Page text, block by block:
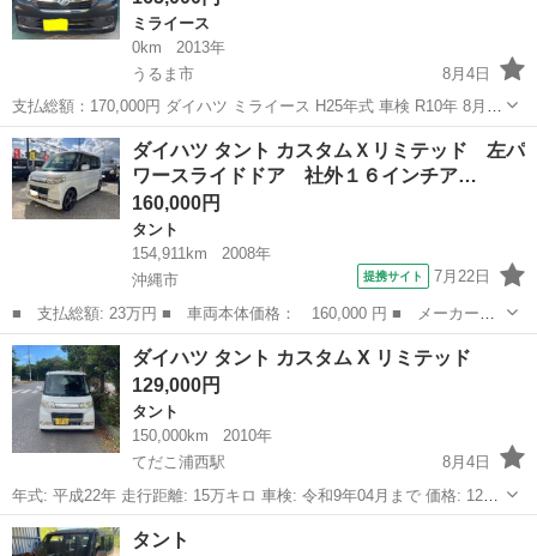
ミライース
0km
2013年
うるま市
8月4日
支払総額：170,000円 ダイハツ ミライース H25年式 車検 R10年 8月ま
で☆ 走行距離 約 12万km 台 ※ メーターの計器板が取り換えられてい
る為、実走行と走行距離が異なります。 ◎リモコンキー ◎電動...
沖縄 うるま市 ミライース 走行距離
ダイハツ タント カスタムＸリミテッド 左パ
ワースライドドア 社外１６インチア…
160,000円
タント
154,911km
2008年
沖縄市
提携サイト 7月22日
■ 支払総額: 23万円 ■ 車両本体価格： 160,000 円 ■ メーカー
名： ダイハツ ■ 車種名： タント ■ グレード名： カスタムＸ
リミテッド 左パワースライドドア 社外１６インチアルミ オート
エアコン ■ 排...
沖縄 沖縄市 タント
ダイハツ タント カスタム X リミテッド
129,000円
タント
150,000km
2010年
てだこ浦西駅
8月4日
年式: 平成22年 走行距離: 15万キロ 車検: 令和9年04月まで 価格: 12万
9千円 車両場所: 沖縄県中頭郡北中城村
沖縄 沖縄市 てだこ浦西駅
タント